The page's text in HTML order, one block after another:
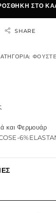
ΣΤΟ
SHARE
και Φερμουάρ